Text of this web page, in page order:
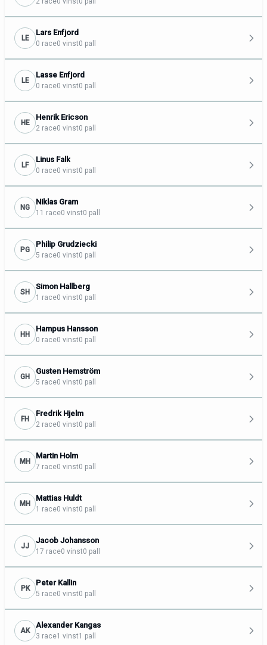
LE
Lars Enfjord
0 race0 vinst0 pall
LE
Lasse Enfjord
0 race0 vinst0 pall
HE
Henrik Ericson
2 race0 vinst0 pall
LF
Linus Falk
0 race0 vinst0 pall
NG
Niklas Gram
11 race0 vinst0 pall
PG
Philip Grudziecki
5 race0 vinst0 pall
SH
Simon Hallberg
1 race0 vinst0 pall
HH
Hampus Hansson
0 race0 vinst0 pall
GH
Gusten Hemström
5 race0 vinst0 pall
FH
Fredrik Hjelm
2 race0 vinst0 pall
MH
Martin Holm
7 race0 vinst0 pall
MH
Mattias Huldt
1 race0 vinst0 pall
JJ
Jacob Johansson
17 race0 vinst0 pall
PK
Peter Kallin
5 race0 vinst0 pall
AK
Alexander Kangas
3 race1 vinst1 pall